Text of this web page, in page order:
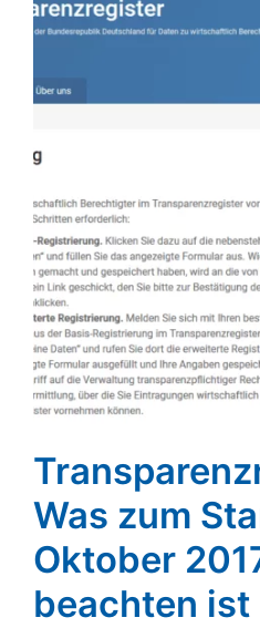
Was zum
Oktober
beachten ist